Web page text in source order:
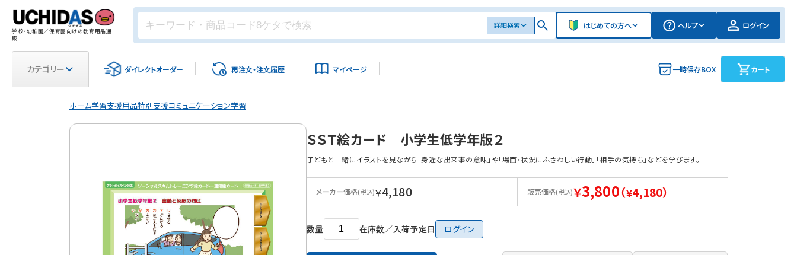
学校・幼稚園／保育園向けの教育用品通
販
詳細検索 はじめての方へ ヘルプ ログイン
カテゴリー ダイレクトオーダー 再注文・注文履歴 マイページ 一時保存BOX カート
ホーム学習支援用品特別支援コミュニケーション学習
ＳＳＴ絵カード 小学生低学年版２
子どもと一緒にイラストを見ながら「身近な出来事の意味」や「場面・状況にふさわしい行動」「相手の気持ち」などを学びます。
メーカー価格(税込)￥4,180 販売価格(税込)￥3,800（￥4,180）
数量 在庫数／入荷予定日 ログイン